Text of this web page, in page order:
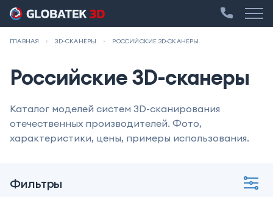
ГЛАВНАЯ 3D-СКАНЕРЫ РОССИЙСКИЕ 3D‑СКАНЕРЫ
Российские 3D-сканеры
Каталог моделей систем 3D-сканирования
отечественных производителей. Фото,
характеристики, цены, примеры использования.
Фильтры